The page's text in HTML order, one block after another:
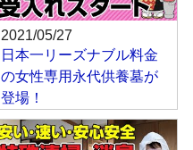
2021/05/27
日本一リーズナブル料金
の女性専用永代供養墓が
登場！